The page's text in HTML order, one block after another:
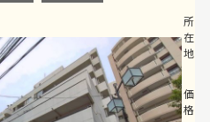
所
在
地
価
格